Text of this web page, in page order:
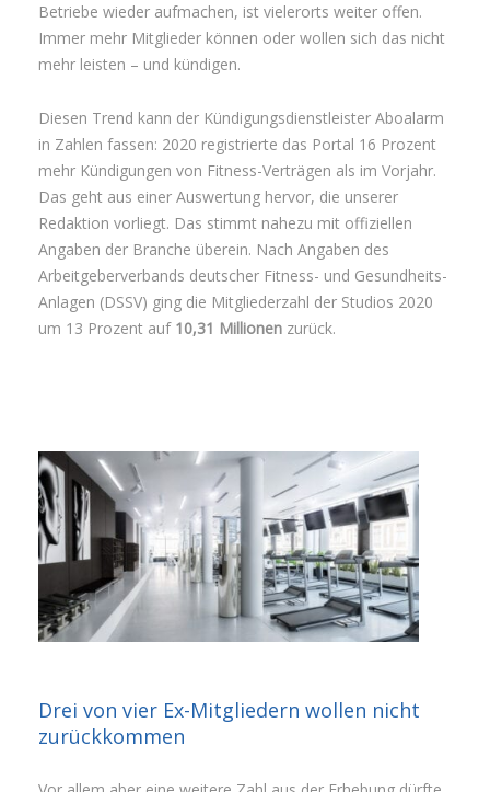
Betriebe wieder aufmachen, ist vielerorts weiter offen.
Immer mehr Mitglieder können oder wollen sich das nicht
mehr leisten – und kündigen.
Diesen Trend kann der Kündigungsdienstleister Aboalarm
in Zahlen fassen: 2020 registrierte das Portal 16 Prozent
mehr Kündigungen von Fitness-Verträgen als im Vorjahr.
Das geht aus einer Auswertung hervor, die unserer
Redaktion vorliegt. Das stimmt nahezu mit offiziellen
Angaben der Branche überein. Nach Angaben des
Arbeitgeberverbands deutscher Fitness- und Gesundheits-
Anlagen (DSSV) ging die Mitgliederzahl der Studios 2020
um 13 Prozent auf 10,31 Millionen zurück.
Drei von vier Ex-Mitgliedern wollen nicht
zurückkommen